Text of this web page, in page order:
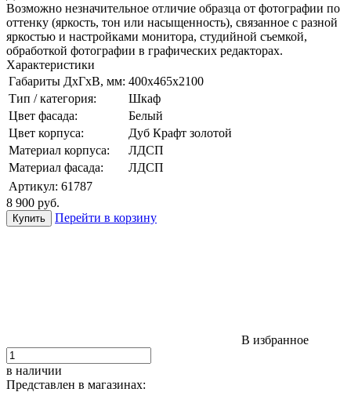
Возможно незначительное отличие образца от фотографии по
оттенку (яркость, тон или насыщенность), связанное с разной
яркостью и настройками монитора, студийной съемкой,
обработкой фотографии в графических редакторах.
Характеристики
Габариты ДхГхВ, мм: 400х465х2100
Тип / категория:
Шкаф
Цвет фасада:
Белый
Цвет корпуса:
Дуб Крафт золотой
Материал корпуса:
ЛДСП
Материал фасада:
ЛДСП
Артикул: 61787
8 900 руб.
Перейти в корзину
В избранное
в наличии
Представлен в магазинах: